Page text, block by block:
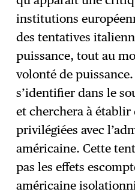
institutions
des tentatives
puissance, tout au
volonté de
s’identifier dans le
et cherchera à établir
privilégiées avec
américaine. Cette
pas les effets
américaine